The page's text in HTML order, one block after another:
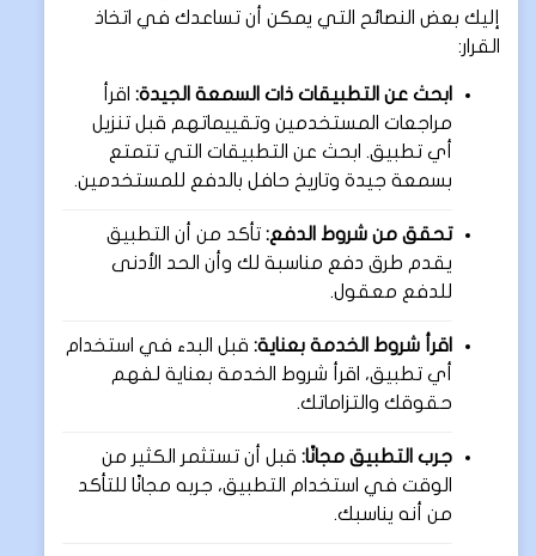
إليك بعض النصائح التي يمكن أن تساعدك في اتخاذ
القرار:
ابحث عن التطبيقات ذات السمعة الجيدة: اقرأ
مراجعات المستخدمين وتقييماتهم قبل تنزيل
أي تطبيق. ابحث عن التطبيقات التي تتمتع
بسمعة جيدة وتاريخ حافل بالدفع للمستخدمين.
تحقق من شروط الدفع: تأكد من أن التطبيق
يقدم طرق دفع مناسبة لك وأن الحد الأدنى
للدفع معقول.
اقرأ شروط الخدمة بعناية: قبل البدء في استخدام
أي تطبيق، اقرأ شروط الخدمة بعناية لفهم
حقوقك والتزاماتك.
جرب التطبيق مجانًا: قبل أن تستثمر الكثير من
الوقت في استخدام التطبيق، جربه مجانًا للتأكد
من أنه يناسبك.